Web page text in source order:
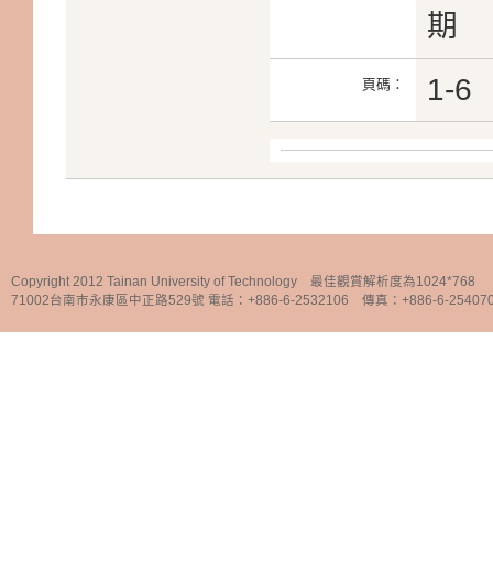
期
頁碼： 1-6
Copyright 2012 Tainan University of Technology 最佳觀賞解析度為1024*768
71002台南市永康區中正路529號 電話：+886-6-2532106 傳真：+886-6-